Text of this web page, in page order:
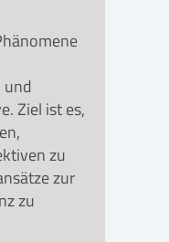
und
Ziel ist es,
zu
zur
zu